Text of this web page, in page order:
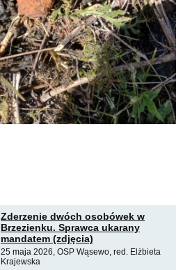
Zderzenie dwóch osobówek w
Brzezienku. Sprawca ukarany
mandatem (zdjęcia)
25 maja 2026, OSP Wąsewo, red. Elżbieta
Krajewska